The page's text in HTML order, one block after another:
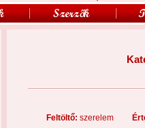
Feltöltő: szerelem